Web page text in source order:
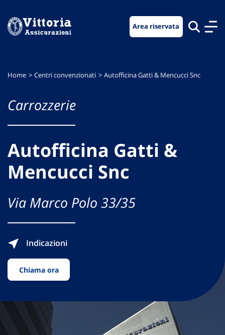
menu
contenuto
footer
Area riservata
Home Centri convenzionati Autofficina Gatti & Mencucci Snc
Carrozzerie
Autofficina Gatti &
Mencucci Snc
Via Marco Polo 33/35
Indicazioni
Chiama ora